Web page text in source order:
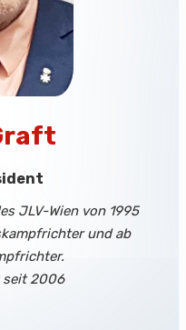
JLV-Wien von 1995
und ab
seit 2006